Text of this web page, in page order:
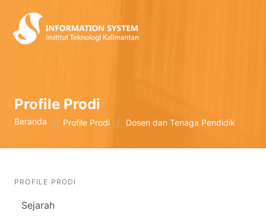
Profile Prodi
Beranda Profile Prodi Dosen dan Tenaga Pendidik
PROFILE PRODI
Sejarah